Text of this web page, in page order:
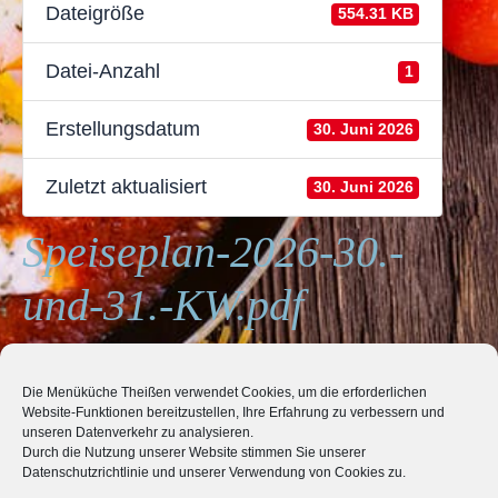
Die Menüküche Theißen verwendet Cookies, um die erforderlichen
Website-Funktionen bereitzustellen, Ihre Erfahrung zu verbessern und
unseren Datenverkehr zu analysieren.
Durch die Nutzung unserer Website stimmen Sie unserer
Datenschutzrichtlinie und unserer Verwendung von Cookies zu.
Dateigröße 554.31 KB
Datei-Anzahl 1
Erstellungsdatum 30. Juni 2026
Zuletzt aktualisiert 30. Juni 2026
Speiseplan-2026-30.-
und-31.-KW.pdf
BEITRAGSNAVIGATION
ZURÜCK
Speiseplan-Kita-August-2026.pdf